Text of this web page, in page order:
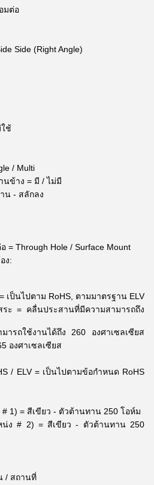
มต่อ
Side (Right Angle)
ช้
/ Multi
นข้าง = มี / ไม่มี
น - สลักลง
= Through Hole / Surface Mount
ง:
เป็นไปตาม RoHS, ตามมาตรฐาน ELV
ระ = คลื่นประสานที่มีความสามารถถึง
ารถใช้งานได้ถึง 260 องศาเซลเซียส
องศาเซลเซียส
/ ELV = เป็นไปตามข้อกำหนด RoHS
1) = สีเขียว - ตัวต้านทาน 250 โอห์ม
ง # 2) = สีเขียว - ตัวต้านทาน 250
/ สถานที่